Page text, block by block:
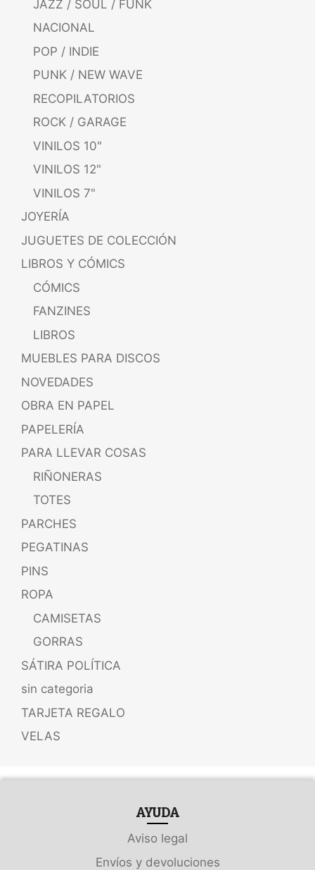
JAZZ / SOUL / FUNK
NACIONAL
POP / INDIE
PUNK / NEW WAVE
RECOPILATORIOS
ROCK / GARAGE
VINILOS 10"
VINILOS 12"
VINILOS 7"
JOYERÍA
JUGUETES DE COLECCIÓN
LIBROS Y CÓMICS
CÓMICS
FANZINES
LIBROS
MUEBLES PARA DISCOS
NOVEDADES
OBRA EN PAPEL
PAPELERÍA
PARA LLEVAR COSAS
RIÑONERAS
TOTES
PARCHES
PEGATINAS
PINS
ROPA
CAMISETAS
GORRAS
SÁTIRA POLÍTICA
sin categoria
TARJETA REGALO
VELAS
AYUDA
Aviso legal
Envíos y devoluciones